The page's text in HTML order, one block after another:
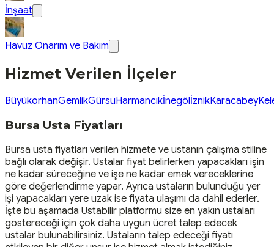
İnşaat
Havuz Onarım ve Bakım
Hizmet Verilen İlçeler
BüyükorhanGemlikGürsuHarmancıkİnegölİznikKaracabey
Bursa Usta Fiyatları
Bursa usta fiyatları verilen hizmete ve ustanın çalışma stiline
bağlı olarak değişir. Ustalar fiyat belirlerken yapacakları işin
ne kadar süreceğine ve işe ne kadar emek vereceklerine
göre değerlendirme yapar. Ayrıca ustaların bulunduğu yer
işi yapacakları yere uzak ise fiyata ulaşımı da dahil ederler.
İşte bu aşamada Ustabilir platformu size en yakın ustaları
göstereceği için çok daha uygun ücret talep edecek
ustalar bulunabilirsiniz. Ustaların talep edeceği fiyatı